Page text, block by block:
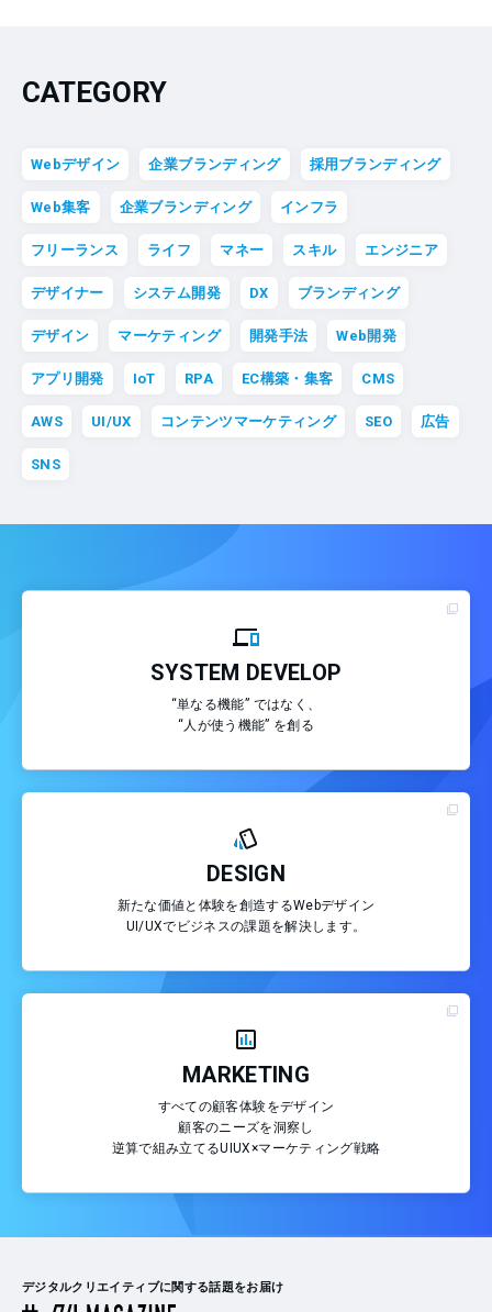
CATEGORY
Webデザイン 企業ブランディング 採用ブランディング
Web集客 企業ブランディング インフラ
フリーランス ライフ マネー スキル エンジニア
デザイナー システム開発 DX ブランディング
デザイン マーケティング 開発手法 Web開発
アプリ開発 IoT RPA EC構築・集客 CMS
AWS UI/UX コンテンツマーケティング SEO 広告
SNS
SYSTEM DEVELOP
“単なる機能” ではなく、
“人が使う機能” を創る
DESIGN
新たな価値と体験を創造するWebデザイン
UI/UXでビジネスの課題を解決します。
MARKETING
すべての顧客体験をデザイン
顧客のニーズを洞察し
逆算で組み立てるUIUX×マーケティング戦略
デジタルクリエイティブに関する話題をお届け